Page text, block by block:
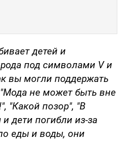
детей и
под символами V и
вы могли поддержать
не может быть вне
"Какой позор", "В
дети погибли из-за
еды и воды, они